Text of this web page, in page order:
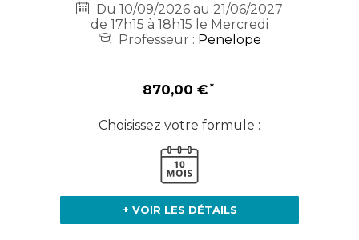
Du 10/09/2026 au 21/06/2027
de 17h15 à 18h15 le Mercredi
Professeur : Penelope
870,00 €
Choisissez votre formule :
+ VOIR LES DÉTAILS